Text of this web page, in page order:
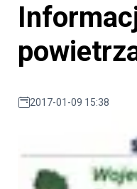
2017-01-09 15:38